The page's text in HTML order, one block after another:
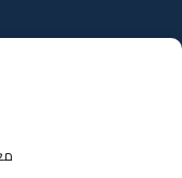
إلى
المحتوى